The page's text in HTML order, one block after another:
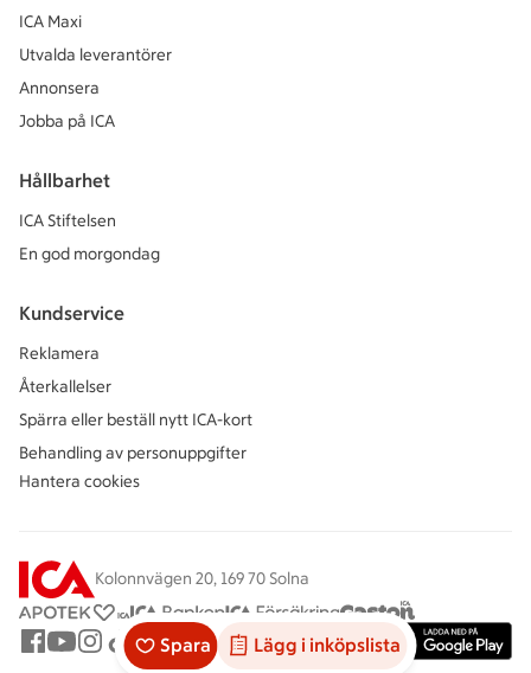
Spara Lägg i inköpslista
ICA Maxi
Utvalda leverantörer
Annonsera
Jobba på ICA
Hållbarhet
ICA Stiftelsen
En god morgondag
Kundservice
Reklamera
Återkallelser
Spärra eller beställ nytt ICA-kort
Behandling av personuppgifter
Hantera cookies
Kolonnvägen 20, 169 70 Solna